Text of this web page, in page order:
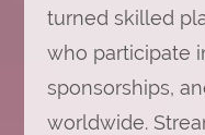
turned skilled
who participate
sponsorships,
worldwide.